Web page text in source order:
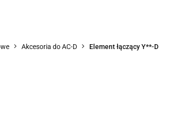
SMC
Akcesoria do AC-D Element łączący Y**-D